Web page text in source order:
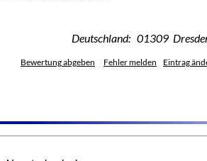
Deutschland: 01309
Bewertung abgeben Fehler melden Eintrag